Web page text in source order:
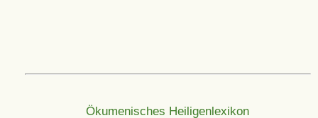
Ökumenisches Heiligenlexikon